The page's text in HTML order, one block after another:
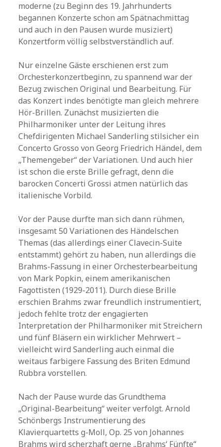
moderne (zu Beginn des 19. Jahrhunderts
begannen Konzerte schon am Spätnachmittag
und auch in den Pausen wurde musiziert)
Konzertform völlig selbstverständlich auf.
Nur einzelne Gäste erschienen erst zum
Orchesterkonzertbeginn, zu spannend war der
Bezug zwischen Original und Bearbeitung. Für
das Konzert indes benötigte man gleich mehrere
Hör-Brillen. Zunächst musizierten die
Philharmoniker unter der Leitung ihres
Chefdirigenten Michael Sanderling stilsicher ein
Concerto Grosso von Georg Friedrich Händel, dem
„Themengeber“ der Variationen. Und auch hier
ist schon die erste Brille gefragt, denn die
barocken Concerti Grossi atmen natürlich das
italienische Vorbild.
Vor der Pause durfte man sich dann rühmen,
insgesamt 50 Variationen des Händelschen
Themas (das allerdings einer Clavecin-Suite
entstammt) gehört zu haben, nun allerdings die
Brahms-Fassung in einer Orchesterbearbeitung
von Mark Popkin, einem amerikanischen
Fagottisten (1929-2011). Durch diese Brille
erschien Brahms zwar freundlich instrumentiert,
jedoch fehlte trotz der engagierten
Interpretation der Philharmoniker mit Streichern
und fünf Bläsern ein wirklicher Mehrwert –
vielleicht wird Sanderling auch einmal die
weitaus farbigere Fassung des Briten Edmund
Rubbra vorstellen.
Nach der Pause wurde das Grundthema
„Original-Bearbeitung“ weiter verfolgt. Arnold
Schönbergs Instrumentierung des
Klavierquartetts g-Moll, Op. 25 von Johannes
Brahms wird scherzhaft gerne „Brahms‘ Fünfte“